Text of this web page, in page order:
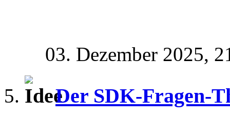
03. Dezember 2025,
Der SDK-Fragen-